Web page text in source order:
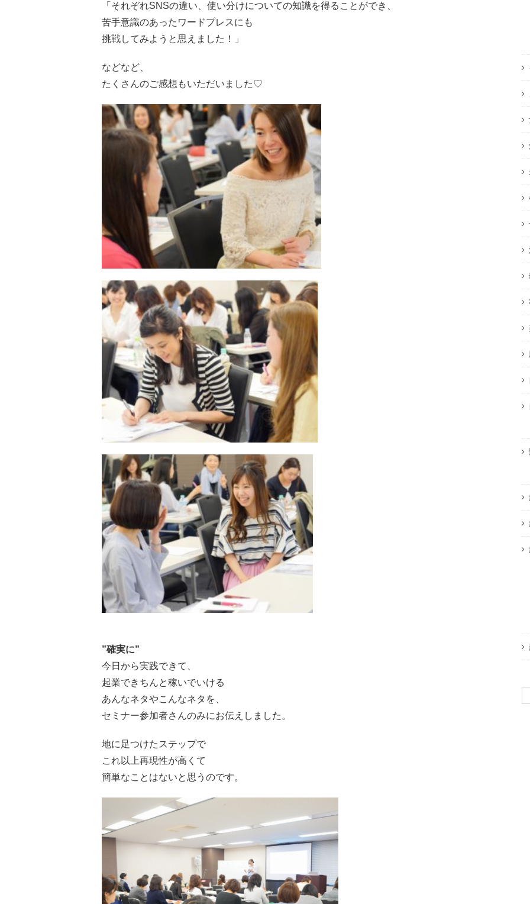
「それぞれSNSの違い、 使い分けについての知識を得ることができ、
苦手意識のあったワードプレスにも
挑戦してみようと思えました！」
などなど、
たくさんのご感想もいただいました♡
”確実に”
今日から実践できて、
起業できちんと稼いでいける
あんなネタやこんなネタを、
セミナー参加者さんのみにお伝えしました。
地に足つけたステップで
これ以上再現性が高くて
簡単なことはないと思うのです。